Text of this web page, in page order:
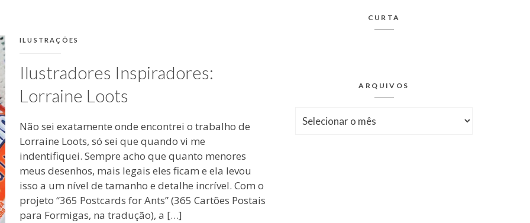
CATEGORIAS:
ILUSTRAÇÕES
Ilustradores Inspiradores:
Lorraine Loots
Não sei exatamente onde encontrei o trabalho de
Lorraine Loots, só sei que quando vi me
indentifiquei. Sempre acho que quanto menores
meus desenhos, mais legais eles ficam e ela levou
isso a um nível de tamanho e detalhe incrível. Com o
projeto “365 Postcards for Ants” (365 Cartões Postais
para Formigas, na tradução), a […]
CURTA
ARQUIVOS
Arquivos